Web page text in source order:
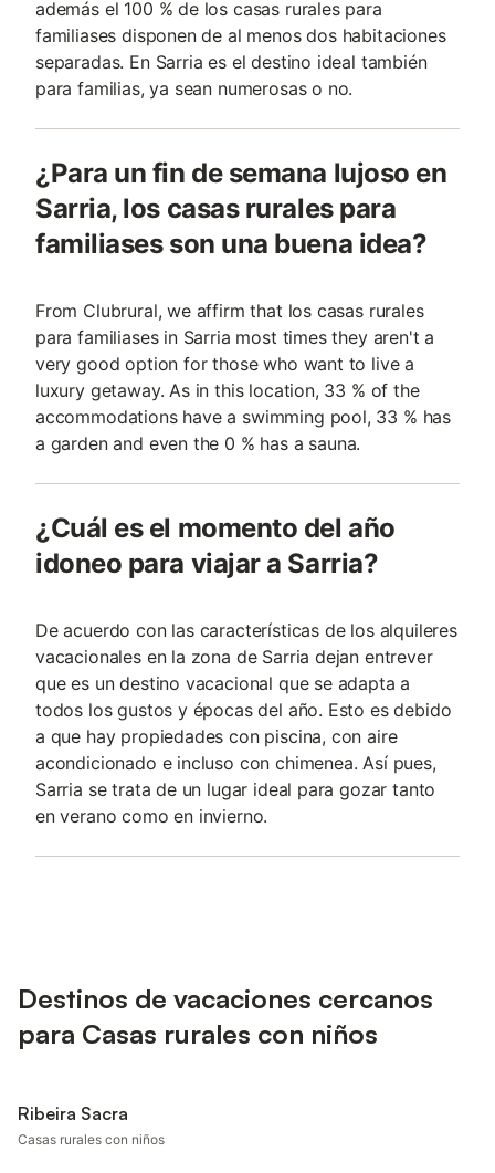
además el 100 % de los casas rurales para
familiases disponen de al menos dos habitaciones
separadas. En Sarria es el destino ideal también
para familias, ya sean numerosas o no.
¿Para un fin de semana lujoso en
Sarria, los casas rurales para
familiases son una buena idea?
From Clubrural, we affirm that los casas rurales
para familiases in Sarria most times they aren't a
very good option for those who want to live a
luxury getaway. As in this location, 33 % of the
accommodations have a swimming pool, 33 % has
a garden and even the 0 % has a sauna.
¿Cuál es el momento del año
idoneo para viajar a Sarria?
De acuerdo con las características de los alquileres
vacacionales en la zona de Sarria dejan entrever
que es un destino vacacional que se adapta a
todos los gustos y épocas del año. Esto es debido
a que hay propiedades con piscina, con aire
acondicionado e incluso con chimenea. Así pues,
Sarria se trata de un lugar ideal para gozar tanto
en verano como en invierno.
Destinos de vacaciones cercanos
para Casas rurales con niños
Ribeira Sacra
Casas rurales con niños